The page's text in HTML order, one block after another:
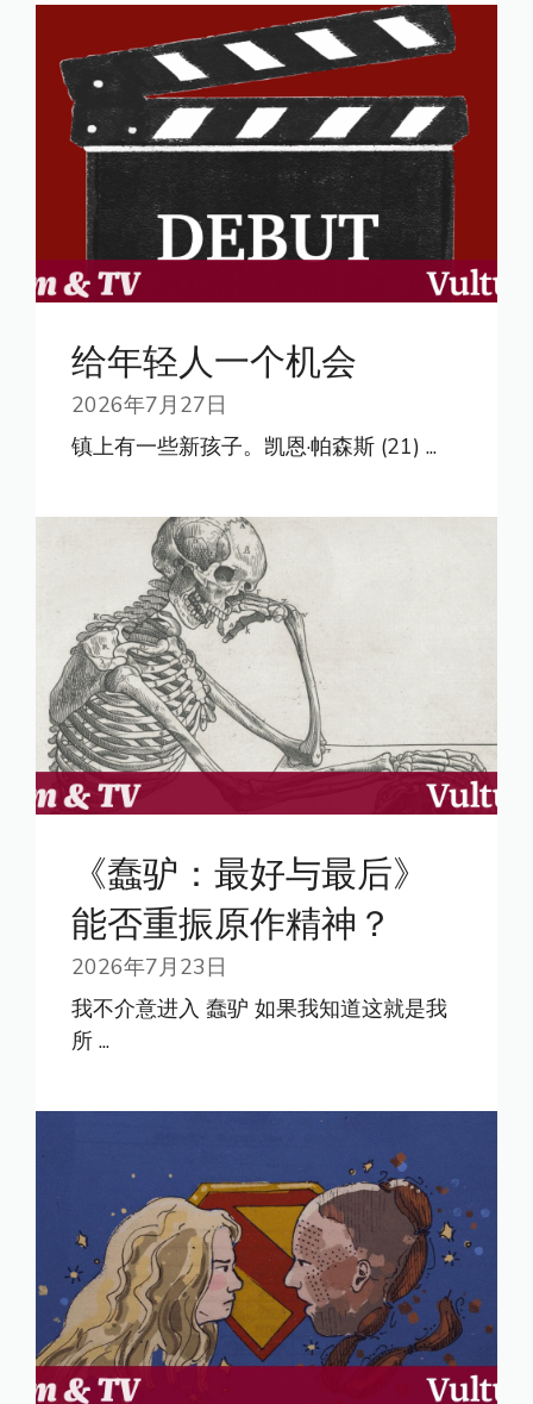
给年轻人一个机会
2026年7月27日
镇上有一些新孩子。凯恩·帕森斯 (21) ...
《蠢驴：最好与最后》
能否重振原作精神？
2026年7月23日
我不介意进入 蠢驴 如果我知道这就是我
所 ...